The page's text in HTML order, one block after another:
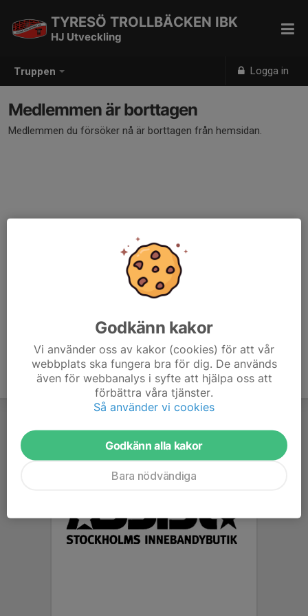
Truppen Logga in
TYRESÖ TROLLBÄCKEN IBK
HJ Utveckling
Medlemmen är borttagen
Medlemmen du försöker nå är borttagen från hemsidan.
Godkänn kakor
Vi använder oss av kakor (cookies) för att vår
webbplats ska fungera bra för dig. De används
även för webbanalys i syfte att hjälpa oss att
förbättra våra tjänster.
Så använder vi cookies
Godkänn alla kakor
Bara nödvändiga